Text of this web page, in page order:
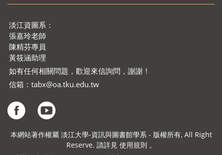
淡江資圖系：
張嘉玲老師
陳精芬專員
黃筱涵助理
如有任何相關問題，歡迎來信詢問，謝謝！
信箱： tabx@oa.tku.edu.tw
本網站著作權屬 淡江大學-資訊與圖書館學系 - 版權所有, All Right
Reserve. 請詳見 使用規則 。